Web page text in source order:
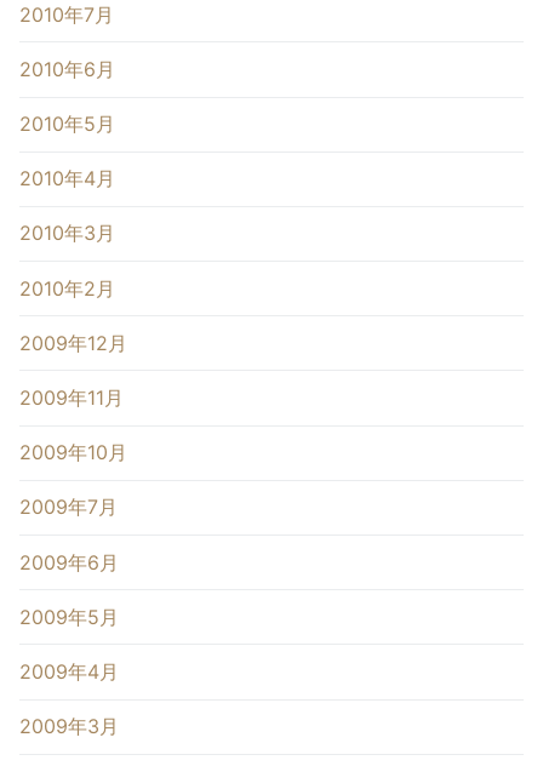
2010年7月
2010年6月
2010年5月
2010年4月
2010年3月
2010年2月
2009年12月
2009年11月
2009年10月
2009年7月
2009年6月
2009年5月
2009年4月
2009年3月